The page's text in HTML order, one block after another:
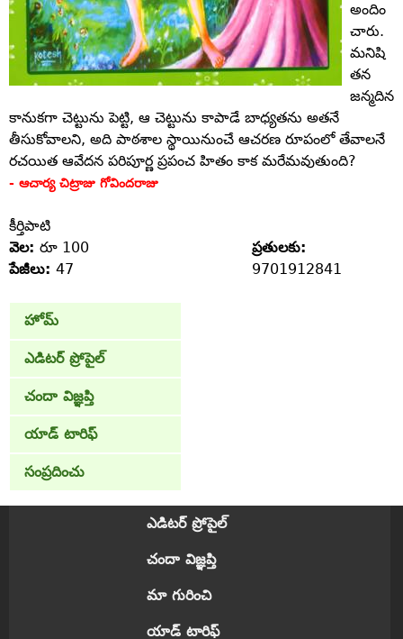
అందిం
చారు.
మనిషి
తన
జన్మదిన
కానుకగా చెట్టును పెట్టి, ఆ చెట్టును కాపాడే బాధ్యతను అతనే
తీసుకోవాలని, అది పాఠశాల స్థాయినుంచే ఆచరణ రూపంలో తేవాలనే
రచయిత ఆవేదన పరిపూర్ణ ప్రపంచ హితం కాక మరేమవుతుంది?
- ఆచార్య చిట్రాజు గోవిందరాజు
కీర్తిపాటి
వెల: రూ 100
పేజీలు: 47
ప్రతులకు:
9701912841
హోమ్
ఎడిటర్ ప్రోపైల్
చందా విజ్ఞప్తి
యాడ్ టారిఫ్
సంప్రదించు
ఎడిటర్ ప్రోపైల్
చందా విజ్ఞప్తి
మా గురించి
యాడ్ టారిఫ్